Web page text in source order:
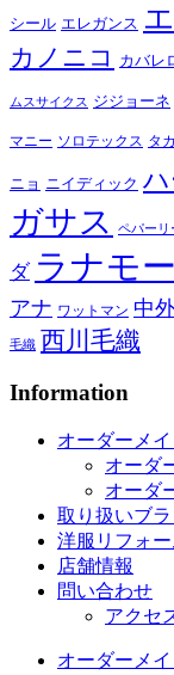
シール エレガンス
カノニコ カバレ
ムスサイクス ジジョーネ
マニー ソロテックス タ
ニョ ニイディック
ガサス
ペパーリ
ダ ラナモ
アナ ワットマン 中
毛織 西川毛織
Information
オーダーメ
オーダ
オーダ
取り扱いブラ
洋服リフォー
店舗情報
問い合わせ
アクセ
オーダーメ